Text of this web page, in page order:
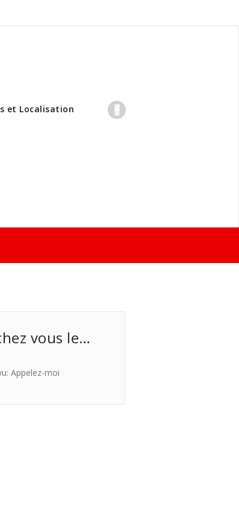
et Localisation
vous le…
Appelez-moi